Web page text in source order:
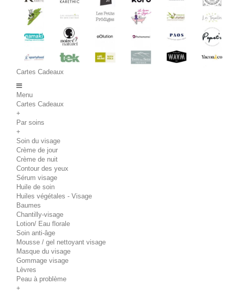
Cartes Cadeaux
Menu
Cartes Cadeaux
+
Par soins
+
Soin du visage
Crème de jour
Crème de nuit
Contour des yeux
Sérum visage
Huile de soin
Huiles végétales - Visage
Baumes
Chantilly-visage
Lotion/ Eau florale
Soin anti-âge
Mousse / gel nettoyant visage
Masque du visage
Gommage visage
Lèvres
Peau à problème
+